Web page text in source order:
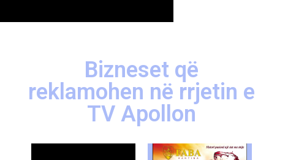
Bizneset që
reklamohen në rrjetin e
TV Apollon